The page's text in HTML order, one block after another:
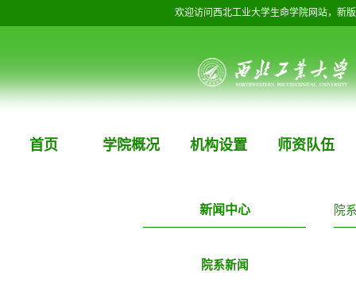
欢迎访问西北工业大学生命学院网站，新
首页 学院概况 机构设置 师资队伍
新闻中心
院系新闻
院